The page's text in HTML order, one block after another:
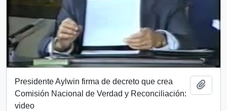
Presidente Aylwin firma de decreto que crea
Comisión Nacional de Verdad y Reconciliación:
video